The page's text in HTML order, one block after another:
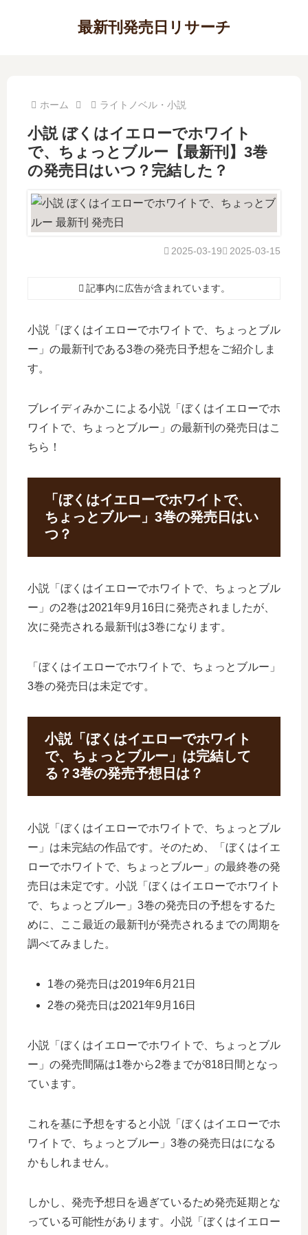
最新刊発売日リサーチ
ホーム ライトノベル・小説
小説 ぼくはイエローでホワイト
で、ちょっとブルー【最新刊】3巻
の発売日はいつ？完結した？
2025-03-15
2025-03-19
記事内に広告が含まれています。
小説「ぼくはイエローでホワイトで、ちょっとブル
ー」の最新刊である3巻の発売日予想をご紹介しま
す。
ブレイディみかこによる小説「ぼくはイエローでホ
ワイトで、ちょっとブルー」の最新刊の発売日はこ
ちら！
「ぼくはイエローでホワイトで、
ちょっとブルー」3巻の発売日はい
つ？
小説「ぼくはイエローでホワイトで、ちょっとブル
ー」の2巻は2021年9月16日に発売されましたが、
次に発売される最新刊は3巻になります。
「ぼくはイエローでホワイトで、ちょっとブルー」
3巻の発売日は未定です。
小説「ぼくはイエローでホワイト
で、ちょっとブルー」は完結して
る？3巻の発売予想日は？
小説「ぼくはイエローでホワイトで、ちょっとブル
ー」は未完結の作品です。そのため、「ぼくはイエ
ローでホワイトで、ちょっとブルー」の最終巻の発
売日は未定です。小説「ぼくはイエローでホワイト
で、ちょっとブルー」3巻の発売日の予想をするた
めに、ここ最近の最新刊が発売されるまでの周期を
調べてみました。
1巻の発売日は2019年6月21日
2巻の発売日は2021年9月16日
小説「ぼくはイエローでホワイトで、ちょっとブル
ー」の発売間隔は1巻から2巻までが818日間となっ
ています。
これを基に予想をすると小説「ぼくはイエローでホ
ワイトで、ちょっとブルー」3巻の発売日はになる
かもしれません。
しかし、発売予想日を過ぎているため発売延期とな
っている可能性があります。小説「ぼくはイエロー